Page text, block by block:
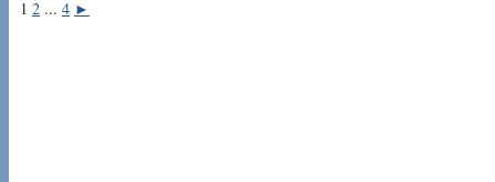
1 2 ... 4 ►